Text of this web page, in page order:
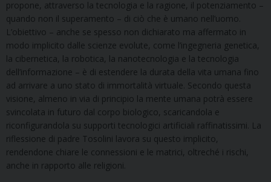
propone, attraverso la tecnologia e la ragione, il potenziamento –
quando non il superamento – di ciò che è umano nell’uomo.
L’obiettivo – anche se spesso non dichiarato ma affermato in
modo implicito dalle scienze evolute, come l’ingegneria genetica,
la cibernetica, la robotica, la nanotecnologia e la tecnologia
dell’informazione – è di estendere la durata della vita umana fino
ad arrivare a uno stato di immortalità virtuale. Secondo questa
visione, almeno in via di principio la mente umana potrà essere
svincolata in futuro dal corpo biologico, scaricandola e
riconfigurandola su supporti tecnologici artificiali raffinatissimi. La
riflessione di padre Tosolini lavora su questo implicito,
rendendone chiare le connessioni e le matrici, oltreché i rischi,
anche in rapporto alle religioni.